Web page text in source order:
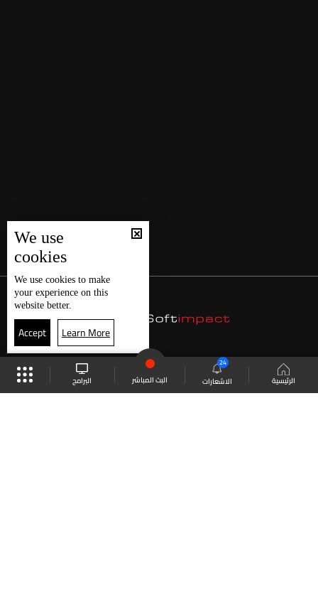
الرئيسية الاشعارات
24
البث المباشر البرامج
We use
cookies
We use cookies to make
your experience on this
website better.
Accept Learn More
موقع البرامج الجدول البث المباشر